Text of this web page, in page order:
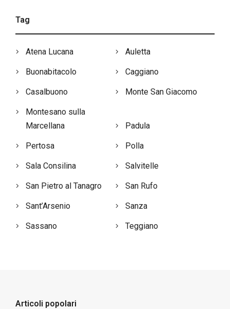
Tag
Atena Lucana Auletta
Buonabitacolo Caggiano
Casalbuono Monte San Giacomo
Montesano sulla
Marcellana
Padula
Pertosa Polla
Sala Consilina Salvitelle
San Pietro al Tanagro San Rufo
Sant’Arsenio Sanza
Sassano Teggiano
Articoli popolari